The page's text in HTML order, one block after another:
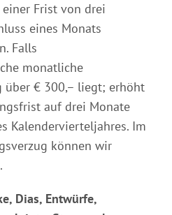
Frist von drei
eines Monats
Falls
monatliche
über € 300,– liegt; erhöht
auf drei Monate
Kalendervierteljahres. Im
können wir
Dias, Entwürfe,